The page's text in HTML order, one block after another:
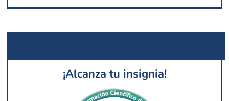
¡Alcanza tu insignia!